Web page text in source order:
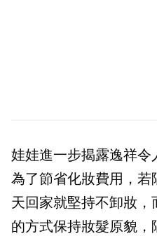
娃娃進一步揭露逸祥
為了節省化妝費用，若
天回家就堅持不卸妝，
的方式保持妝髮原貌